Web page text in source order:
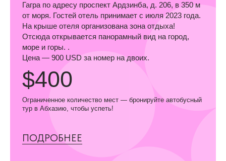
Гагра по адресу проспект Ардзинба, д. 206, в 350 м
от моря. Гостей отель принимает с июля 2023 года.
На крыше отеля организована зона отдыха!
Отсюда открывается панорамный вид на город,
море и горы. .
Цена — 900 USD за номер на двоих.
$400
Ограниченное количество мест — бронируйте автобусный
тур в Абхазию, чтобы успеть!
ПОДРОБНЕЕ